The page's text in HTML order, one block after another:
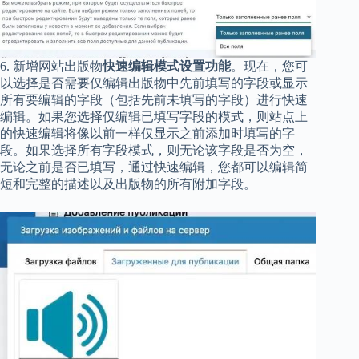
6. 新增网站出版物快速编辑模式设置功能。现在，您可
以选择是否需要仅编辑出版物中先前填写的字段或显示
所有要编辑的字段（包括先前未填写的字段）进行快速
编辑。如果您选择仅编辑已填写字段的模式，则站点上
的快速编辑将像以前一样仅显示之前添加时填写的字
段。如果选择所有字段模式，则无论该字段是否为空，
无论之前是否已填写，通过快速编辑，您都可以编辑简
短和完整的描述以及出版物的所有附加字段。